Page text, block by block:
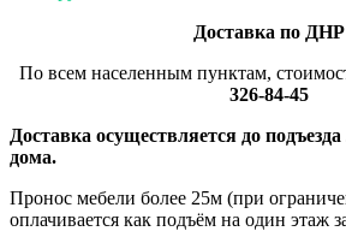
Доставка по ДНР
По всем населенным пунктам,
326-84-45
Доставка осуществляется до
дома.
Пронос мебели более 25м (при
оплачивается как подъём на один этаж